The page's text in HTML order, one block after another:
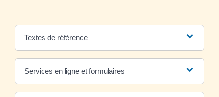
Textes de référence
Services en ligne et formulaires